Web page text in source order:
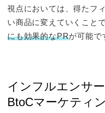
視点においては、得たフ
い商品に変えていくこと
にも効果的なPRが可能で
インフルエンサ
BtoCマーケティ